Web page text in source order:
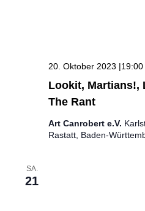
Lookit, Martians!,
The Rant
20. Oktober 2023 |19:00
Art Canrobert e.V.
Rastatt, Baden-
SA.
21